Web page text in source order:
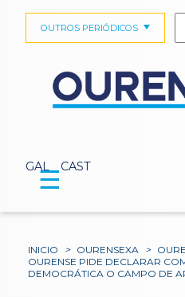
GAL CAST
OUTROS PERIÓDICOS
☰
INICIO > OURENSEXA >
OURENSE PIDE DECLARAR
DEMOCRÁTICA O CAMPO DE